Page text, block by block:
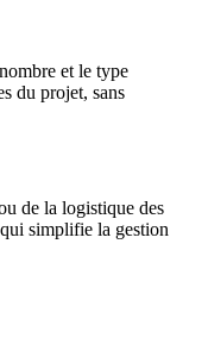
et le type
du projet, sans
de la logistique des
simplifie la gestion